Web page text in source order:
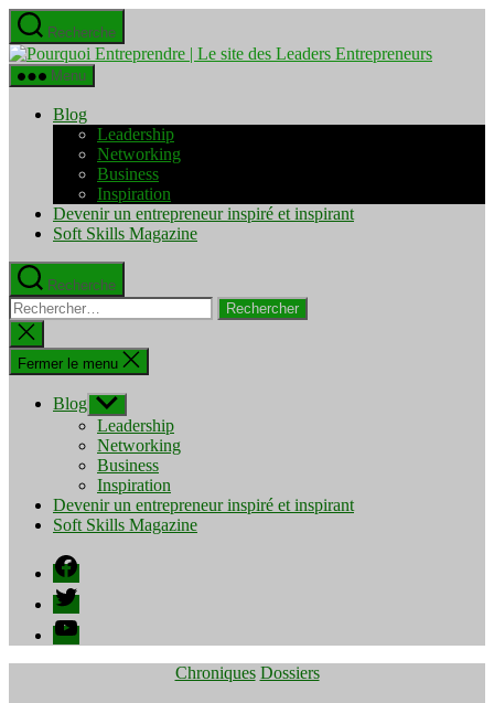
Aller
au
contenu
Recherche
Pourquoi
Menu
Blog
Leadership
Networking
Business
Inspiration
Devenir un entrepreneur inspiré et inspirant
Soft Skills Magazine
Recherche
Rechercher :
Fermer
la
recherche
Fermer le menu
Blog Afficher
le
sous-
menu
Leadership
Networking
Business
Inspiration
Devenir un entrepreneur inspiré et inspirant
Soft Skills Magazine
Facebook
Twitter
YouTube
Catégories
Chroniques Dossiers